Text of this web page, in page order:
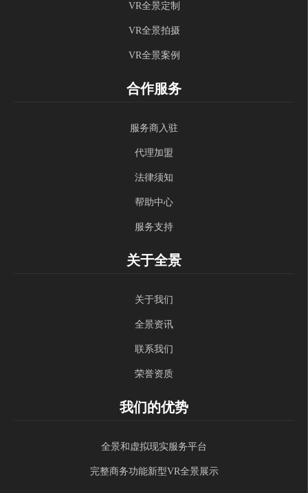
VR全景定制
VR全景拍摄
VR全景案例
合作服务
服务商入驻
代理加盟
法律须知
帮助中心
服务支持
关于全景
关于我们
全景资讯
联系我们
荣誉资质
我们的优势
全景和虚拟现实服务平台
完整商务功能新型VR全景展示